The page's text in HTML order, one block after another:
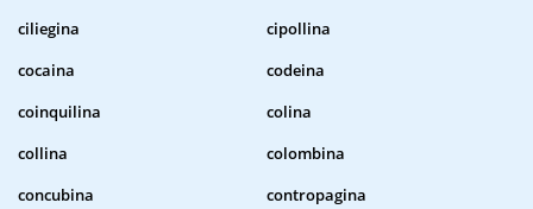
ciliegina
cipollina
cocaina
codeina
coinquilina
colina
collina
colombina
concubina
contropagina